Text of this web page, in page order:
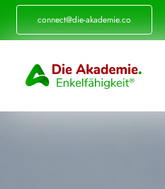
Zum
Inhalt
connect@die-akademie.co